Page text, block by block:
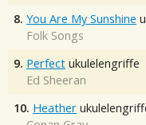
8. You Are My Sunshine
Folk Songs
9. Perfect ukulelengriffe
Ed Sheeran
10. Heather